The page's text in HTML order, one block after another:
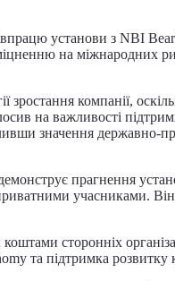
установи з NBI
на
зростання компанії,
на важливості
значення державно-
прагнення
учасниками. Він
сторонніх
та підтримка розвитку